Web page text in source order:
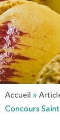
Accueil »
Concours